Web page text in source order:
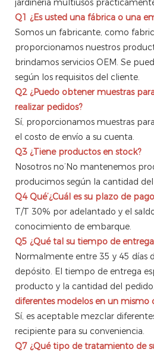
Q1 ¿Es usted una fábrica o una
Somos un fabricante, como
proporcionamos nuestros
brindamos servicios OEM. Se
según los requisitos del cliente.
Q2 ¿Puedo obtener muestras
realizar pedidos?
Sí, proporcionamos muestras
el costo de envío a su cuenta.
Q3 ¿Tiene productos en stock?
Nosotros no’No mantenemos
producimos según la cantidad
Q4 Qué’¿Cuál es su plazo de
T/T 30% por adelantado y el
conocimiento de embarque.
Q5 ¿Qué tal su tiempo de
Normalmente entre 35 y 45 días
depósito. El tiempo de entrega
producto y la cantidad del pedido.
diferentes modelos en un mismo
Sí, es aceptable mezclar
recipiente para su conveniencia.
Q7 ¿Qué tipo de tratamiento de